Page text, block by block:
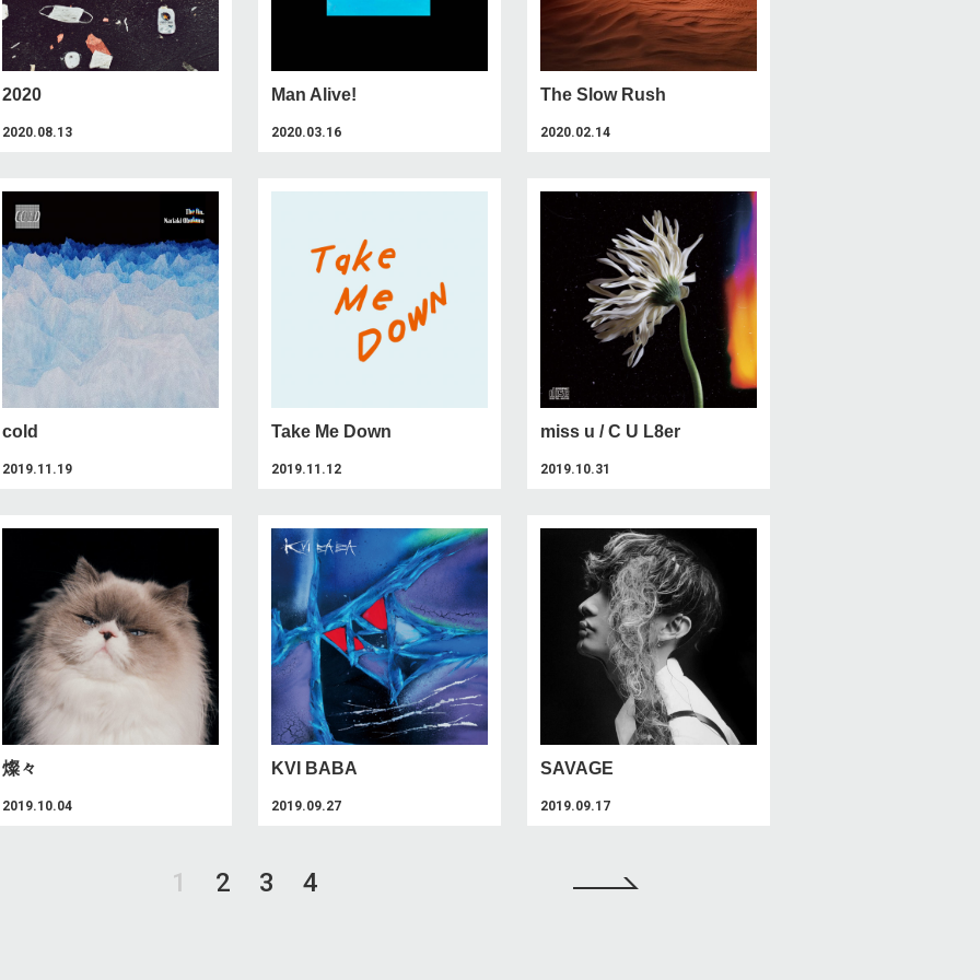
2020
2020.08.13
Man Alive!
2020.03.16
The Slow Rush
2020.02.14
cold
2019.11.19
Take Me Down
2019.11.12
miss u / C U L8er
2019.10.31
燦々
2019.10.04
KVI BABA
2019.09.27
SAVAGE
2019.09.17
1 2 3 4